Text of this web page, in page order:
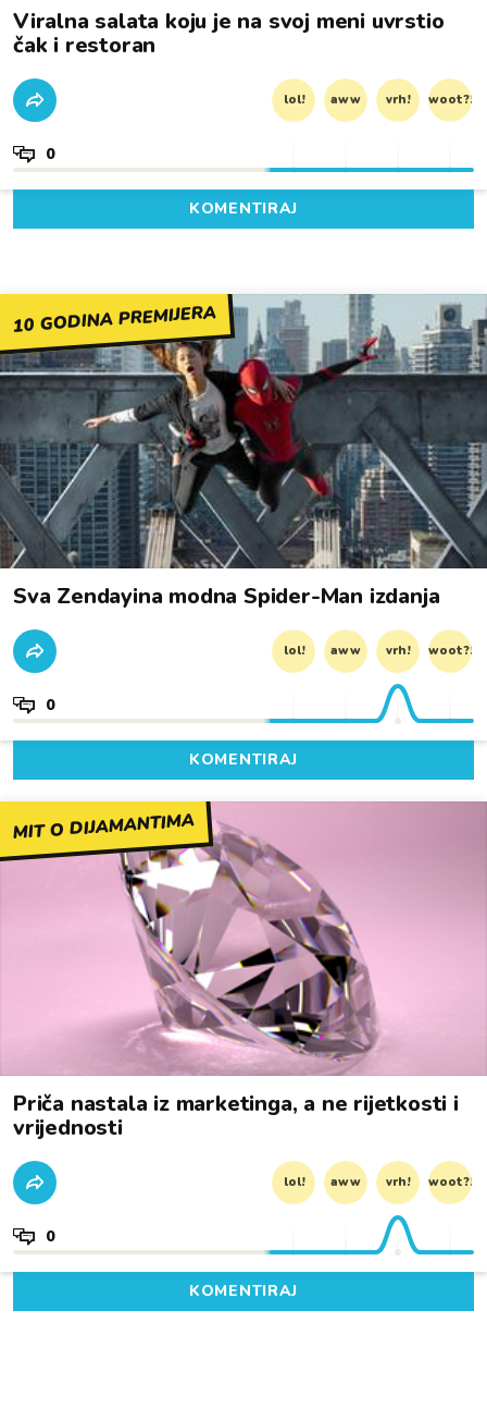
Viralna salata koju je na svoj meni uvrstio
čak i restoran
lol! aww vrh! woot?!
0
KOMENTIRAJ
10 GODINA PREMIJERA
Sva Zendayina modna Spider-Man izdanja
lol! aww vrh! woot?!
0
KOMENTIRAJ
MIT O DIJAMANTIMA
Priča nastala iz marketinga, a ne rijetkosti i
vrijednosti
lol! aww vrh! woot?!
0
KOMENTIRAJ